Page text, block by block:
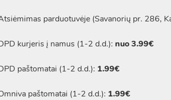
parduotuvėje (Savanorių pr. 286,
kurjeris į namus (1-2 d.d.): nuo 3.99€
paštomatai (1-2 d.d.): 1.99€
paštomatai (1-2 d.d.): 1.99€